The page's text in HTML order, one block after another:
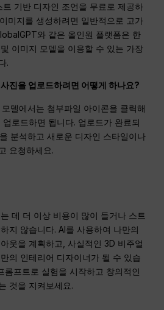
기반 디자인 조언을 무료로 제공하
미지를 생성하려면 일반적으로 고가
와 같은 올인원 플랫폼은 한
이미지 모델을 이용할 수 있는 가장
.
진을 업로드하려면 어떻게 하나요?
델에서는 첨부파일 아이콘을 클릭해
로드하면 됩니다. 업로드가 완료되
분석하고 새로운 디자인 스타일이나
요청하세요.
데 더 이상 비용이 많이 들거나 스트
지 않습니다. AI를 사용하여 나만의
웃을 계획하고, 사실적인 3D 비주얼
의 인테리어 디자이너가 될 수 있습
롬프트로 실험을 시작하고 창의적인
것을 지켜보세요.